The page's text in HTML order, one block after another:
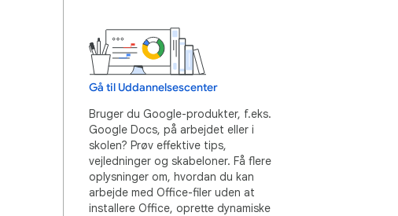
Gå til Uddannelsescenter
Bruger du Google-produkter, f.eks.
Google Docs, på arbejdet eller i
skolen? Prøv effektive tips,
vejledninger og skabeloner. Få flere
oplysninger om, hvordan du kan
arbejde med Office-filer uden at
installere Office, oprette dynamiske